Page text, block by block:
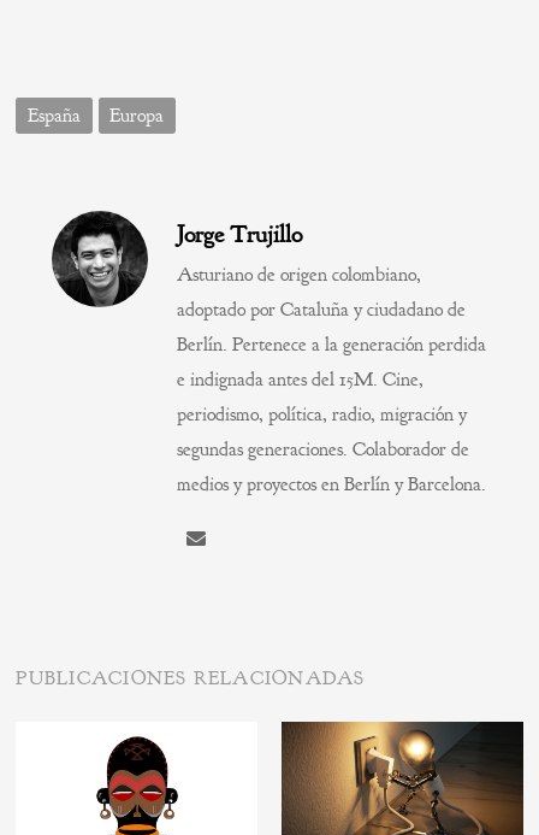
España Europa
Jorge Trujillo
Asturiano de origen colombiano,
adoptado por Cataluña y ciudadano de
Berlín. Pertenece a la generación perdida
e indignada antes del 15M. Cine,
periodismo, política, radio, migración y
segundas generaciones. Colaborador de
medios y proyectos en Berlín y Barcelona.
PUBLICACIONES RELACIONADAS